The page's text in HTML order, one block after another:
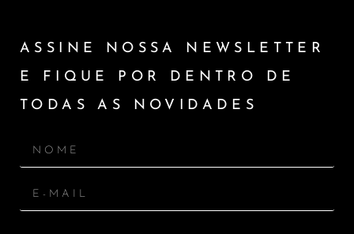
ASSINE NOSSA NEWSLETTER
E FIQUE POR DENTRO DE
TODAS AS NOVIDADES